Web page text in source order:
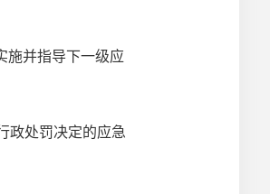
并指导下一级应
政处罚决定的应急